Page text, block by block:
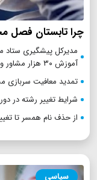
چرا تابستان
مدیرکل پیشگیری ستاد
آموزش ۳۰ هزار مشاور و مربی پیشگیری اعتیاد در مدارس
تمدید معافیت سربازی
شرایط تغییر رشته در
از حذف نام همسر تا
سیاسی